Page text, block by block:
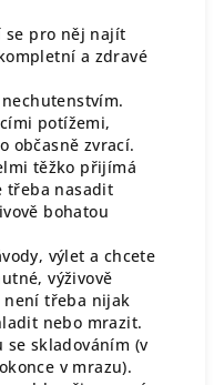
se pro něj najít
a zdravé
potížemi,
občasně zvrací.
těžko přijímá
třeba nasadit
bohatou
výlet a chcete
výživově
není třeba nijak
nebo mrazit.
se skladováním (v
v mrazu).